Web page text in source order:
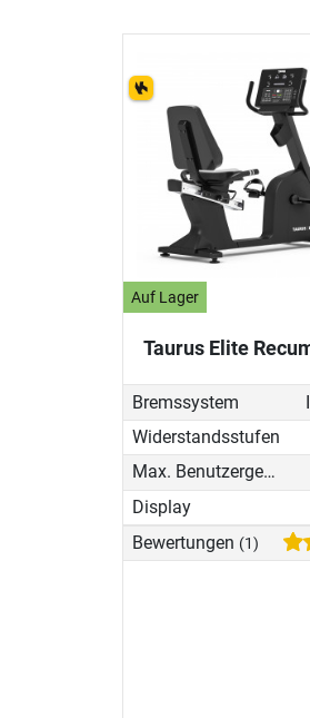
Auf Lager
Taurus Elite
Bremssystem
Widerstandsstufen
Max. Benutzergewicht
Display
Bewertungen (1)